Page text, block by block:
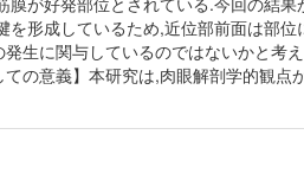
形成しているため,近位部前面は部
生に関与しているのではないかと考
の意義】本研究は,肉眼解剖学的観